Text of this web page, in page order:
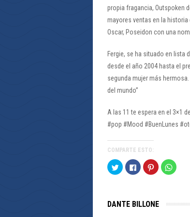
propia fragancia, Outspoken
mayores ventas en la
Oscar, Poseidon con una
Fergie, se ha situado en lista
desde el año 2004 hasta el
segunda mujer más
del mundo”
A las 11 te espera en el 3×1
#pop #Mood #BuenLunes
COMPARTE ESTO:
Haz
clic
para
(Se
abre
Haz
clic
para
(Se
abre
Haz
clic
para
(Se
abre
Haz
clic
abre
DANTE BILLONE